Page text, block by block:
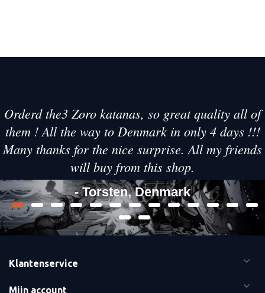
Orderd the3 Zoro katanas, so great quality all of
them ! All the way to Denmark in only 4 days !!!
Many thanks for the nice surprise. All my friends
will buy from this shop.
- Torsten, Denmark
Klantenservice
Mijn account